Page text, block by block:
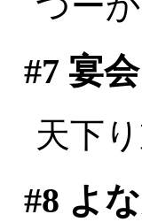
#7 宴会
天下
#8 よ